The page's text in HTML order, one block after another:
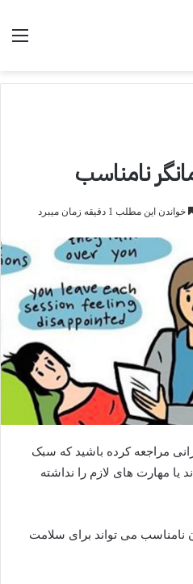
نامناسب
خواندن این مطلب 1 دقیقه زمان میبرد
مراجعه کرده باشید که سبک
یا مهارت های لازم را نداشته
نامناسب می تواند برای سلامت